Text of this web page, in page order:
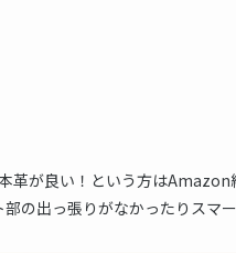
が良い！という方はAmazon
の出っ張りがなかったりスマー